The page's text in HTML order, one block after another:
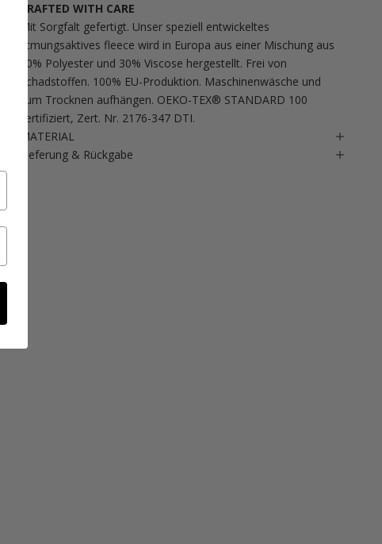
CRAFTED WITH CARE
Mit Sorgfalt gefertigt. Unser speziell entwickeltes
atmungsaktives fleece wird in Europa aus einer Mischung aus
70% Polyester und 30% Viscose hergestellt. Frei von
Schadstoffen. 100% EU-Produktion. Maschinenwäsche und
zum Trocknen aufhängen. OEKO-TEX® STANDARD 100
zertifiziert, Zert. Nr. 2176-347 DTI.
MATERIAL
Lieferung & Rückgabe